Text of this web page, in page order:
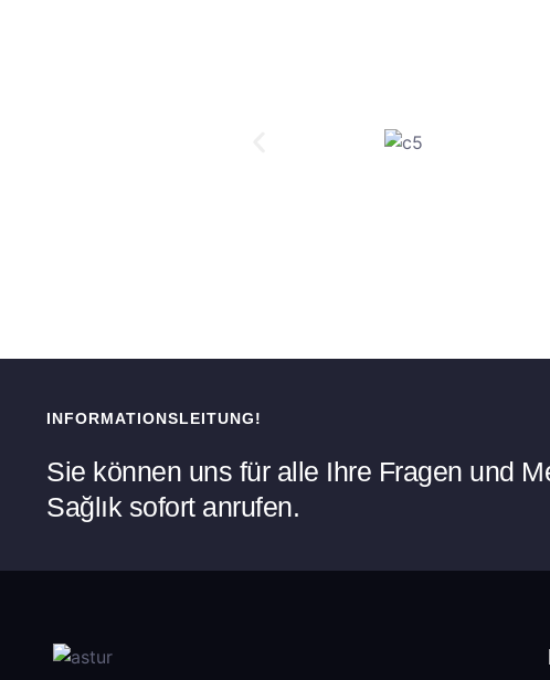
INFORMATIONSLEITUNG!
Sie können uns für alle Ihre Fragen und
Sağlık sofort anrufen.